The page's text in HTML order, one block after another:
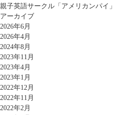
親子英語サークル「アメリカンパイ」
アーカイブ
2026年6月
2026年4月
2024年8月
2023年11月
2023年4月
2023年1月
2022年12月
2022年11月
2022年2月